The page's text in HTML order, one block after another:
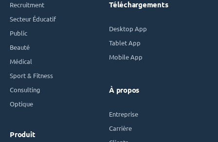
Recruitment
Secteur Éducatif
Public
Beauté
Médical
Sport & Fitness
Consulting
Optique
Produit
Téléchargements
Desktop App
Tablet App
Mobile App
À propos
Entreprise
Carrière